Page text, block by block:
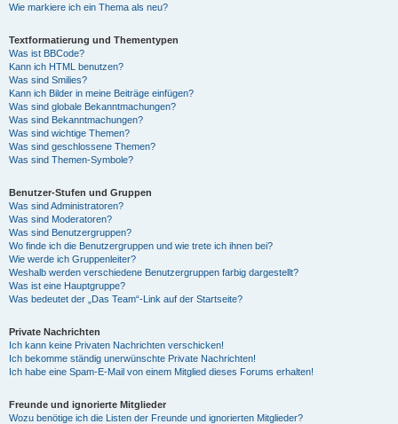
Wie markiere ich ein Thema als neu?
Textformatierung und Thementypen
Was ist BBCode?
Kann ich HTML benutzen?
Was sind Smilies?
Kann ich Bilder in meine Beiträge einfügen?
Was sind globale Bekanntmachungen?
Was sind Bekanntmachungen?
Was sind wichtige Themen?
Was sind geschlossene Themen?
Was sind Themen-Symbole?
Benutzer-Stufen und Gruppen
Was sind Administratoren?
Was sind Moderatoren?
Was sind Benutzergruppen?
Wo finde ich die Benutzergruppen und wie trete ich ihnen bei?
Wie werde ich Gruppenleiter?
Weshalb werden verschiedene Benutzergruppen farbig dargestellt?
Was ist eine Hauptgruppe?
Was bedeutet der „Das Team“-Link auf der Startseite?
Private Nachrichten
Ich kann keine Privaten Nachrichten verschicken!
Ich bekomme ständig unerwünschte Private Nachrichten!
Ich habe eine Spam-E-Mail von einem Mitglied dieses Forums erhalten!
Freunde und ignorierte Mitglieder
Wozu benötige ich die Listen der Freunde und ignorierten Mitglieder?